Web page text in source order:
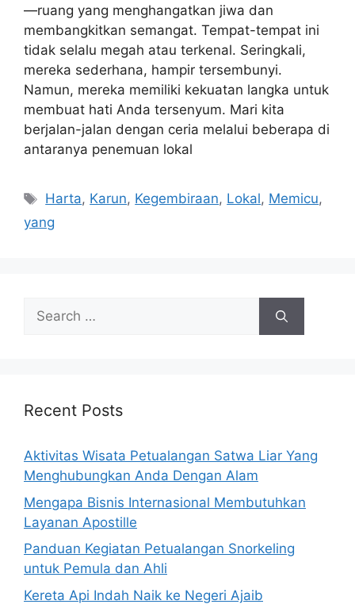
—ruang yang menghangatkan jiwa dan
membangkitkan semangat. Tempat-tempat ini
tidak selalu megah atau terkenal. Seringkali,
mereka sederhana, hampir tersembunyi.
Namun, mereka memiliki kekuatan langka untuk
membuat hati Anda tersenyum. Mari kita
berjalan-jalan dengan ceria melalui beberapa di
antaranya penemuan lokal
Tags
Harta, Karun, Kegembiraan, Lokal, Memicu,
yang
Search
for:
Recent Posts
Aktivitas Wisata Petualangan Satwa Liar Yang
Menghubungkan Anda Dengan Alam
Mengapa Bisnis Internasional Membutuhkan
Layanan Apostille
Panduan Kegiatan Petualangan Snorkeling
untuk Pemula dan Ahli
Kereta Api Indah Naik ke Negeri Ajaib